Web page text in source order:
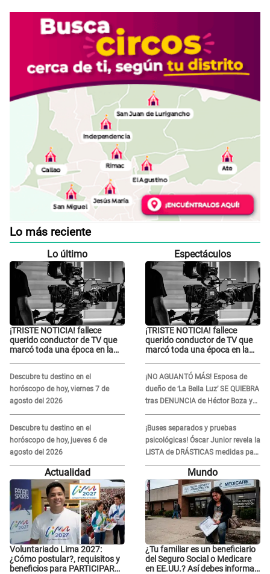
Lo más reciente
Lo último
¡TRISTE NOTICIA! fallece
querido conductor de TV que
marcó toda una época en la
Descubre tu destino en el
horóscopo de hoy, viernes 7 de
agosto del 2026
Descubre tu destino en el
horóscopo de hoy, jueves 6 de
agosto del 2026
Espectáculos
¡TRISTE NOTICIA! fallece
querido conductor de TV que
marcó toda una época en la
¡NO AGUANTÓ MÁS! Esposa de
dueño de ‘La Bella Luz’ SE QUIEBRA
tras DENUNCIA de Héctor Boza y
ARREMETE contra Claudia Salazar
¡Buses separados y pruebas
psicológicas! Óscar Junior revela la
LISTA de DRÁSTICAS medidas para
prevenir acoso en 'La Bella Luz' tras
caso Naldy Saldaña
Actualidad
Voluntariado Lima 2027:
¿Cómo postular?, requisitos y
beneficios para PARTICIPAR
Mundo
¿Tu familiar es un beneficiario
del Seguro Social o Medicare
en EE.UU.? Así debes informar